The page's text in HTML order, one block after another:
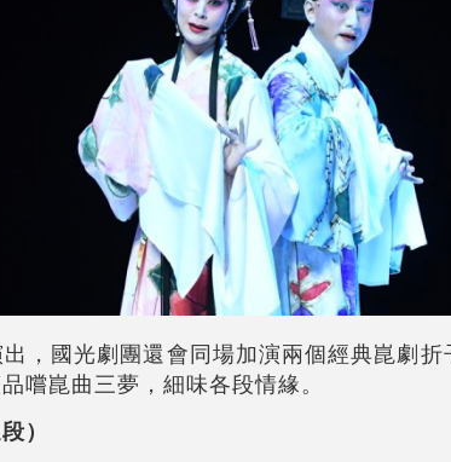
，國光劇團還會同場加演兩個經典崑劇
嚐崑曲三夢，細味各段情緣。
）